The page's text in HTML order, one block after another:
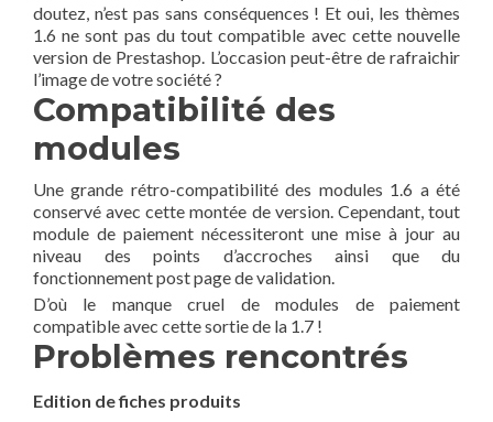
doutez, n’est pas sans conséquences ! Et oui, les thèmes
1.6 ne sont pas du tout compatible avec cette nouvelle
version de Prestashop. L’occasion peut-être de rafraichir
l’image de votre société ?
Compatibilité des
modules
Une grande rétro-compatibilité des modules 1.6 a été
conservé avec cette montée de version. Cependant, tout
module de paiement nécessiteront une mise à jour au
niveau des points d’accroches ainsi que du
fonctionnement post page de validation.
D’où le manque cruel de modules de paiement
compatible avec cette sortie de la 1.7 !
Problèmes rencontrés
Edition de fiches produits